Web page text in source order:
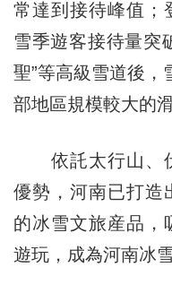
常達到接待峰值；
雪季遊客接待量突
聖”等高級雪道後，
部地區規模較大的
依託太行山、伏
優勢，河南已打造
的冰雪文旅産品，
遊玩，成為河南冰